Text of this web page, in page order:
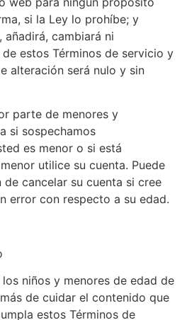
si la Ley lo prohíbe; y
añadirá, cambiará ni
estos Términos de servicio y
alteración será nulo y sin
parte de menores y
si sospechamos
es menor o si está
utilice su cuenta. Puede
cancelar su cuenta si cree
error con respecto a su edad.
niños y menores de edad de
de cuidar el contenido que
estos Términos de